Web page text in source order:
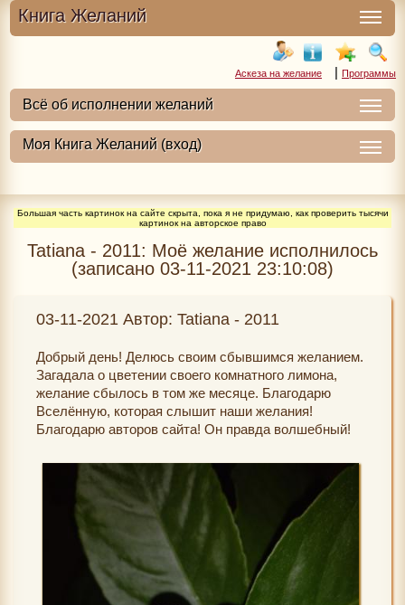
Книга Желаний
Аскеза на желание | Программы
Большая часть картинок на сайте скрыта, пока я не придумаю, как проверить тысячи
картинок на авторское право
Tatiana - 2011: Моё желание исполнилось
(записано 03-11-2021 23:10:08)
03-11-2021 Автор: Tatiana - 2011
Добрый день! Делюсь своим сбывшимся желанием.
Загадала о цветении своего комнатного лимона,
желание сбылось в том же месяце. Благодарю
Вселённую, которая слышит наши желания!
Благодарю авторов сайта! Он правда волшебный!